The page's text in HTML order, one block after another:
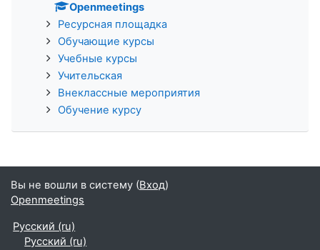
Openmeetings
Ресурсная площадка
Обучающие курсы
Учебные курсы
Учительская
Внеклассные мероприятия
Обучение курсу
Вы не вошли в систему (Вход)
Openmeetings
Русский ‎(ru)‎
Русский ‎(ru)‎